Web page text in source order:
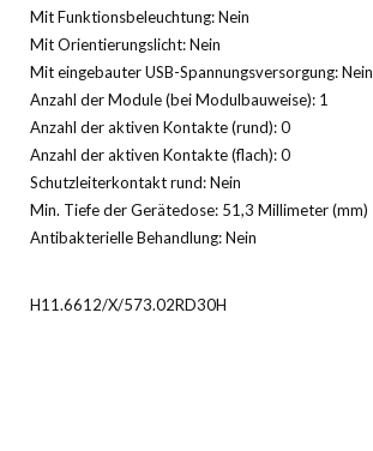
Mit Funktionsbeleuchtung: Nein
Mit Orientierungslicht: Nein
Mit eingebauter USB-Spannungsversorgung: Nein
Anzahl der Module (bei Modulbauweise): 1
Anzahl der aktiven Kontakte (rund): 0
Anzahl der aktiven Kontakte (flach): 0
Schutzleiterkontakt rund: Nein
Min. Tiefe der Gerätedose: 51,3 Millimeter (mm)
Antibakterielle Behandlung: Nein
H11.6612/X/573.02RD30H